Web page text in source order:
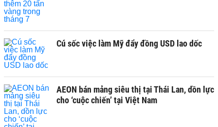
Cú sốc việc làm Mỹ đẩy đồng USD lao dốc
AEON bán mảng siêu thị tại Thái Lan, dồn lực
cho ‘cuộc chiến’ tại Việt Nam